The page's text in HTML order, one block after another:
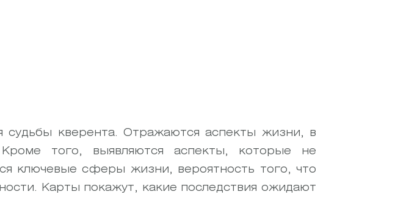
судьбы кверента. Отражаются аспекты жизни, в
того, выявляются аспекты, которые не
ключевые сферы жизни, вероятность того, что
Карты покажут, какие последствия ожидают